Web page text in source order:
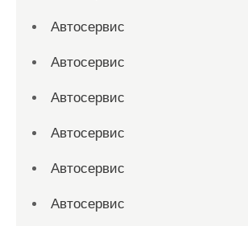
Автосервис
Автосервис
Автосервис
Автосервис
Автосервис
Автосервис